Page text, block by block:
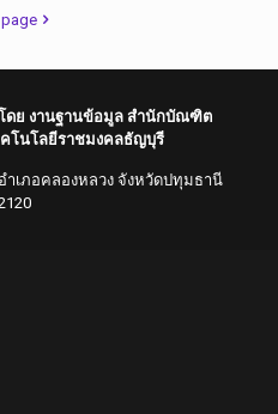
ดย งานฐานข้อมูล สำนักบัณฑิต
โนโลยีราชมงคลธัญบุรี
เภอคลองหลวง จังหวัดปทุมธานี